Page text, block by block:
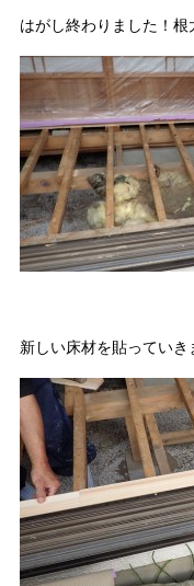
はがし終わりました！根
新しい床材を貼っていき